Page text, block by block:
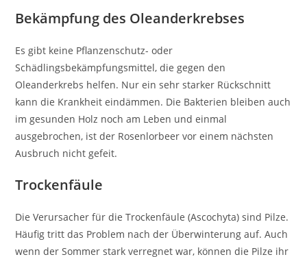
Bekämpfung des Oleanderkrebses
Es gibt keine Pflanzenschutz- oder
Schädlingsbekämpfungsmittel, die gegen den
Oleanderkrebs helfen. Nur ein sehr starker Rückschnitt
kann die Krankheit eindämmen. Die Bakterien bleiben auch
im gesunden Holz noch am Leben und einmal
ausgebrochen, ist der Rosenlorbeer vor einem nächsten
Ausbruch nicht gefeit.
Trockenfäule
Die Verursacher für die Trockenfäule (Ascochyta) sind Pilze.
Häufig tritt das Problem nach der Überwinterung auf. Auch
wenn der Sommer stark verregnet war, können die Pilze ihr